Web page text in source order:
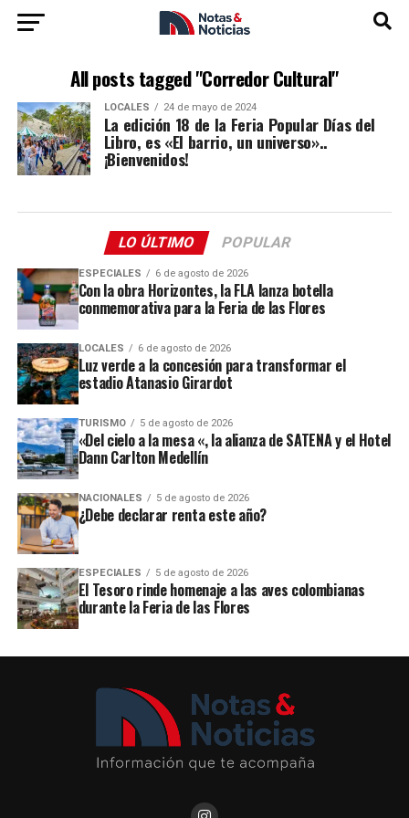
All posts tagged "Corredor Cultural"
LOCALES 24 de mayo de 2024
La edición 18 de la Feria Popular Días del
Libro, es «El barrio, un universo»..
¡Bienvenidos!
LO ÚLTIMO POPULAR
ESPECIALES 6 de agosto de 2026
Con la obra Horizontes, la FLA lanza botella
conmemorativa para la Feria de las Flores
LOCALES 6 de agosto de 2026
Luz verde a la concesión para transformar el
estadio Atanasio Girardot
TURISMO 5 de agosto de 2026
«Del cielo a la mesa «, la alianza de SATENA y el Hotel
Dann Carlton Medellín
NACIONALES 5 de agosto de 2026
¿Debe declarar renta este año?
ESPECIALES 5 de agosto de 2026
El Tesoro rinde homenaje a las aves colombianas
durante la Feria de las Flores